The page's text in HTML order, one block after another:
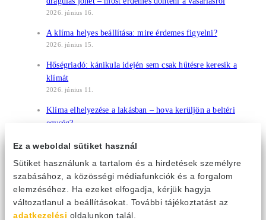
Ez a weboldal sütiket használ
Sütiket használunk a tartalom és a hirdetések személyre
szabásához, a közösségi médiafunkciók és a forgalom
elemzéséhez. Ha ezeket elfogadja, kérjük hagyja
változatlanul a beállításokat. További tájékoztatást az
adatkezelési oldalunkon talál.
2026. június 16.
A klíma helyes beállítása: mire érdemes figyelni?
2026. június 15.
Hőségriadó: kánikula idején sem csak hűtésre keresik a
klímát
2026. június 11.
Klíma elhelyezése a lakásban – hova kerüljön a beltéri
egység?
Budapesten
2026. június 10.
Mennyezethűtés és mennyezetfűtés – a láthatatlan
komforttechnológia, ami egész évben működik